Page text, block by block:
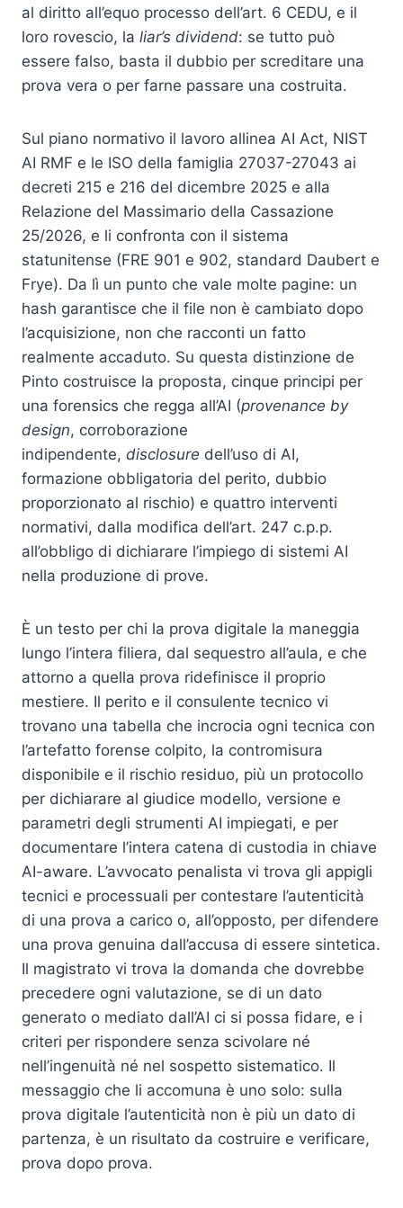
al diritto all’equo processo dell’art. 6 CEDU, e il
loro rovescio, la liar’s dividend: se tutto può
essere falso, basta il dubbio per screditare una
prova vera o per farne passare una costruita.
Sul piano normativo il lavoro allinea AI Act, NIST
AI RMF e le ISO della famiglia 27037-27043 ai
decreti 215 e 216 del dicembre 2025 e alla
Relazione del Massimario della Cassazione
25/2026, e li confronta con il sistema
statunitense (FRE 901 e 902, standard Daubert e
Frye). Da lì un punto che vale molte pagine: un
hash garantisce che il file non è cambiato dopo
l’acquisizione, non che racconti un fatto
realmente accaduto. Su questa distinzione de
Pinto costruisce la proposta, cinque principi per
una forensics che regga all’AI (provenance by
design, corroborazione
indipendente, disclosure dell’uso di AI,
formazione obbligatoria del perito, dubbio
proporzionato al rischio) e quattro interventi
normativi, dalla modifica dell’art. 247 c.p.p.
all’obbligo di dichiarare l’impiego di sistemi AI
nella produzione di prove.
È un testo per chi la prova digitale la maneggia
lungo l’intera filiera, dal sequestro all’aula, e che
attorno a quella prova ridefinisce il proprio
mestiere. Il perito e il consulente tecnico vi
trovano una tabella che incrocia ogni tecnica con
l’artefatto forense colpito, la contromisura
disponibile e il rischio residuo, più un protocollo
per dichiarare al giudice modello, versione e
parametri degli strumenti AI impiegati, e per
documentare l’intera catena di custodia in chiave
AI-aware. L’avvocato penalista vi trova gli appigli
tecnici e processuali per contestare l’autenticità
di una prova a carico o, all’opposto, per difendere
una prova genuina dall’accusa di essere sintetica.
Il magistrato vi trova la domanda che dovrebbe
precedere ogni valutazione, se di un dato
generato o mediato dall’AI ci si possa fidare, e i
criteri per rispondere senza scivolare né
nell’ingenuità né nel sospetto sistematico. Il
messaggio che li accomuna è uno solo: sulla
prova digitale l’autenticità non è più un dato di
partenza, è un risultato da costruire e verificare,
prova dopo prova.